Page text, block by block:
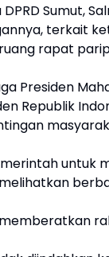
Sumut,
terkait
rapat
Presiden
Republik
untuk